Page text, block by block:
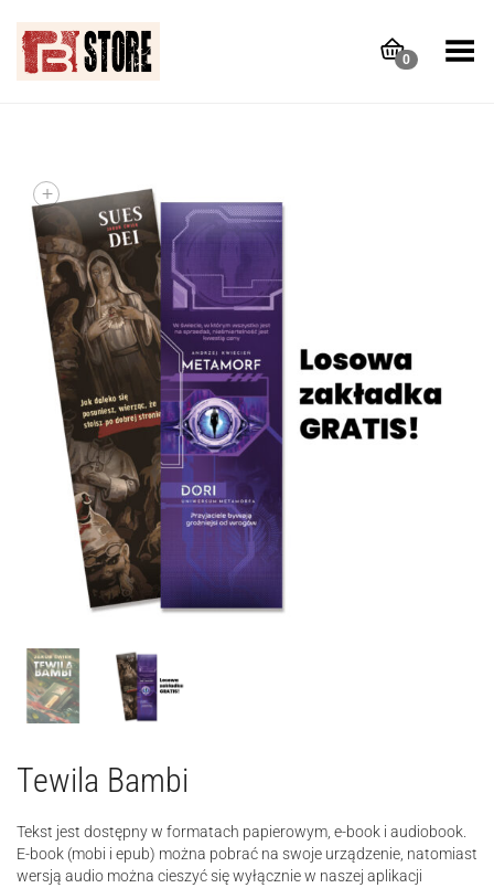
0
Toggle Menu
+
Tewila Bambi
Tekst jest dostępny w formatach papierowym, e-book i audiobook.
E-book (mobi i epub) można pobrać na swoje urządzenie, natomiast
wersją audio można cieszyć się wyłącznie w naszej aplikacji